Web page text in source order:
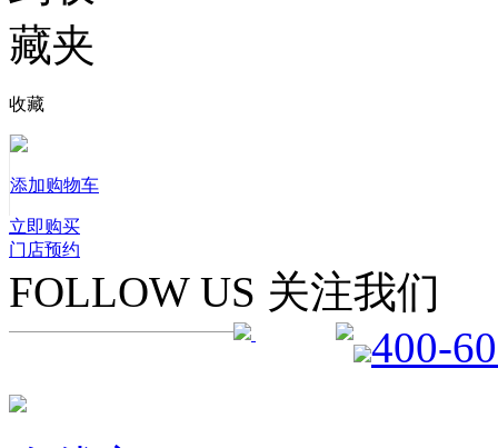
收藏
添加购物车
立即购买
门店预约
FOLLOW US 关注我们
400-